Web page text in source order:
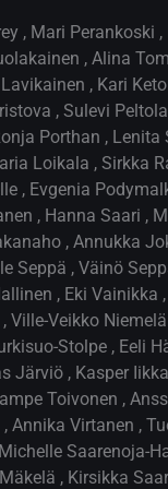
, Mari Perankoski ,
, Alina
, Kari
, Sulevi Peltola
Porthan , Lenita
Loikala , Sirkka
, Evgenia
, Hanna Saari ,
, Annukka
Seppä , Väinö
, Eki Vainikka ,
, Ville-Veikko Niemelä
Stolpe , Eeli
Järviö , Kasper
Toivonen ,
, Annika Virtanen ,
Michelle Saarenoja-
, Kirsikka